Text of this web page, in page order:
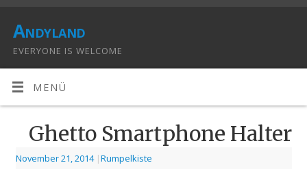
Andyland
EVERYONE IS WELCOME
MENÜ
Ghetto Smartphone Halter
November 21, 2014 |Rumpelkiste